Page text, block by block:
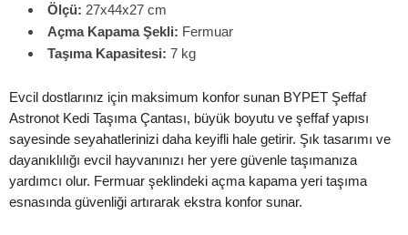
Ölçü: 27x44x27 cm
Açma Kapama Şekli: Fermuar
Taşıma Kapasitesi: 7 kg
Evcil dostlarınız için maksimum konfor sunan BYPET Şeffaf
Astronot Kedi Taşıma Çantası, büyük boyutu ve şeffaf yapısı
sayesinde seyahatlerinizi daha keyifli hale getirir. Şık tasarımı ve
dayanıklılığı evcil hayvanınızı her yere güvenle taşımanıza
yardımcı olur. Fermuar şeklindeki açma kapama yeri taşıma
esnasında güvenliği artırarak ekstra konfor sunar.